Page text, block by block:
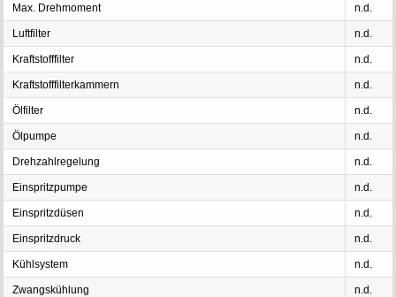
Max. Drehmoment n.d.
Luftfilter n.d.
Kraftstofffilter n.d.
Kraftstofffilterkammern n.d.
Ölfilter n.d.
Ölpumpe n.d.
Drehzahlregelung n.d.
Einspritzpumpe n.d.
Einspritzdüsen n.d.
Einspritzdruck n.d.
Kühlsystem n.d.
Zwangskühlung n.d.